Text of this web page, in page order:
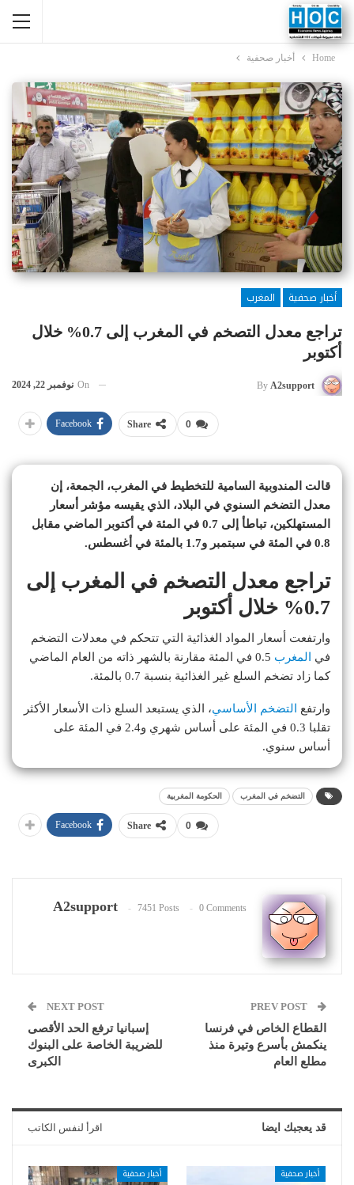
Home أخبار صحفية
أخبار صحفية
المغرب
تراجع معدل التصخم في المغرب إلى 0.7% خلال
أكتوبر
By A2support
On نوفمبر 22, 2024
0
Share
Facebook
قالت المندوبية السامية للتخطيط في المغرب، الجمعة، إن
معدل التضخم السنوي في البلاد، الذي يقيسه مؤشر أسعار
المستهلكين، تباطأ إلى 0.7 في المئة في أكتوبر الماضي مقابل
0.8 في المئة في سبتمبر و1.7 بالمئة في أغسطس.
تراجع معدل التصخم في المغرب إلى
0.7% خلال أكتوبر
وارتفعت أسعار المواد الغذائية التي تتحكم في معدلات التضخم
في
المغرب
0.5 في المئة مقارنة بالشهر ذاته من العام الماضي
كما زاد تضخم السلع غير الغذائية بنسبة 0.7 بالمئة.
وارتفع التضخم الأساسي، الذي يستبعد السلع ذات الأسعار الأكثر
تقلبا 0.3 في المئة على أساس شهري و2.4 في المئة على
أساس سنوي.
التضخم في المغرب الحكومة المغربية
0
Share
Facebook
A2support 7451 Posts 0 Comments
القطاع الخاص في فرنسا
ينكمش بأسرع وتيرة منذ
مطلع العام
NEXT POST
إسبانيا ترفع الحد الأقصى
للضريبة الخاصة على البنوك
الكبرى
قد يعجبك ايضا اقرأ لنفس الكاتب
أخبار صحفية أخبار صحفية